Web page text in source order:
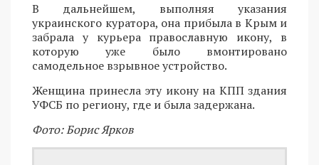
В дальнейшем, выполняя указания
украинского куратора, она прибыла в Крым и
забрала у курьера православную икону, в
которую уже было вмонтировано
самодельное взрывное устройство.
Женщина принесла эту икону на КПП здания
УФСБ по региону, где и была задержана.
Фото: Борис Ярков